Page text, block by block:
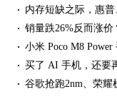
内存短缺之际，惠
销量跌26%反而涨价
买了 AI 手机，还要
谷歌抢跑2nm、荣耀